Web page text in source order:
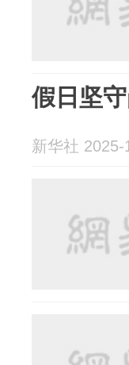
假日坚
新华社 2025-